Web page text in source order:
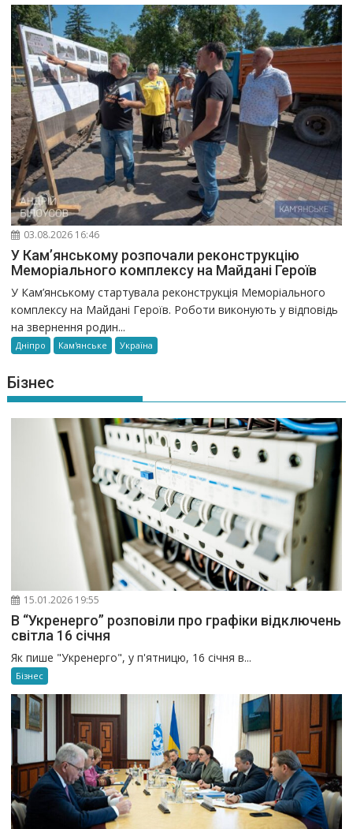
03.08.2026 16:46
У Кам’янському розпочали реконструкцію
Меморіального комплексу на Майдані Героїв
У Кам’янському стартувала реконструкція Меморіального
комплексу на Майдані Героїв. Роботи виконують у відповідь
на звернення родин...
Дніпро Кам'янське Україна
Бізнес
15.01.2026 19:55
В “Укренерго” розповіли про графіки відключень
світла 16 січня
Як пише "Укренерго", у п'ятницю, 16 січня в...
Бізнес